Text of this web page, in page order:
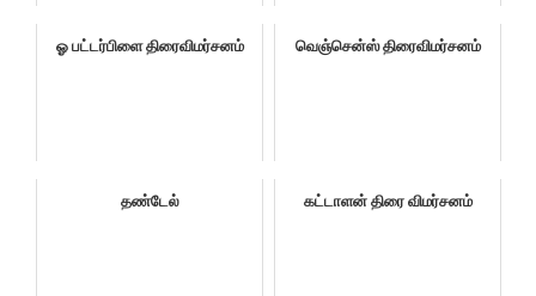
ஓ பட்டர்பிளை திரைவிமர்சனம் வெஞ்சென்ஸ் திரைவிமர்சனம்
தண்டேல் கட்டாளன் திரை விமர்சனம்